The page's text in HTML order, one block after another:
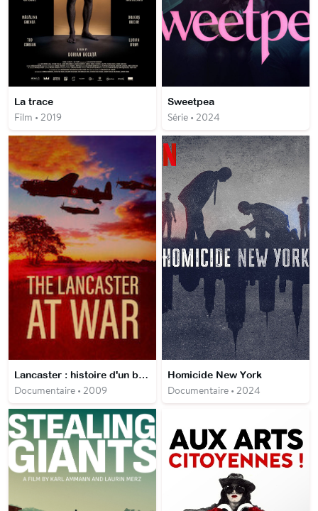
La trace
Film • 2019
Sweetpea
Série • 2024
Lancaster : histoire d'un bombardier
Documentaire • 2009
Homicide New York
Documentaire • 2024